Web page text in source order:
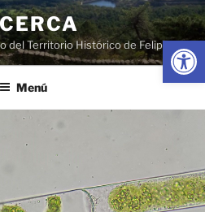
Abrir
del Territorio Histórico de Felipe II
Menú